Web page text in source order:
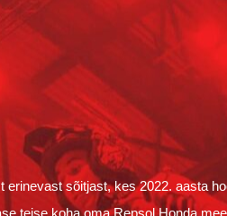
erinevast sõitjast, kes 2022. aasta
teise koha oma Repsol Honda